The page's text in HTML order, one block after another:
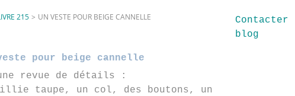
215 > UN VESTE POUR BEIGE CANNELLE
pour beige cannelle
revue de détails :
taupe, un col, des boutons, un
blog